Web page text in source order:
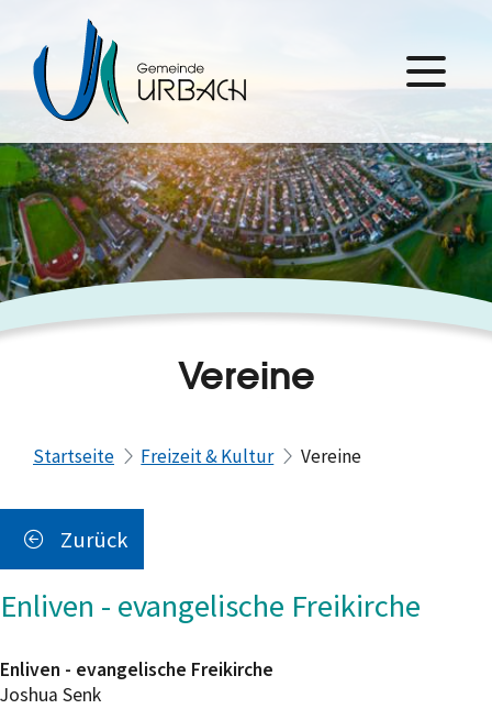
Vereine
Startseite Freizeit & Kultur Vereine
Zurück
Enliven - evangelische Freikirche
Joshua Senk
Enliven - evangelische Freikirche